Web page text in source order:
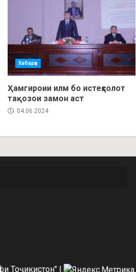
Хабарҳо
Ҳамгироии илм бо истеҳсолот
тақозои замон аст
04.06.2024
Тоҷикистон" |